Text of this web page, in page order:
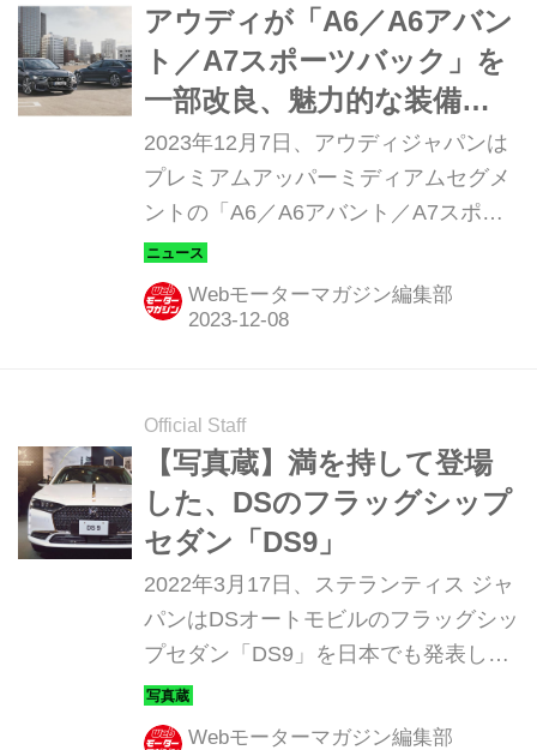
D〜Eセグメントに属し、テスラのモデ
ル3やBMW i4などがライバルとなる。
中国市場では230kWの1モーターの後
輪駆動と、フロント160kW、リア
230kWの2モーターの4WDを用意。
BYDお得意のブレードバッテリーをコ
アとした電源システムは、最長...
アウディが「A6／A6アバン
ト／A7スポーツバック」を
一部改良、魅力的な装備で
戦闘力がさらにアップ
2023年12月7日、アウディジャパンは
プレミアムアッパーミディアムセグメ
ントの「A6／A6アバント／A7スポー
ツバック」をアップデートし、販売を
開始した。アウディらしい洗練された
デザインをさらにスポーティなものと
良が施された。 A6／A6アバントはラ
インナップも見直し アウディのA6／
A7シリーズは、欧州Eセグメントに属
するアッパーミドルモデルだ。 基本コ
ンポーネントを共用しながら、A6がス
ポーツラグジュアリーセダン、A6アバ
ントがステーションワゴン、A7スポー
ツバックはプレミアム5ドアハッチバ
ックとして進化。セグメン...
Webモーターマガジン編集部
Official Staff
【写真蔵】満を持して登場
した、DSのフラッグシップ
セダン「DS9」
2022年3月17日、ステランティス ジャ
パンはDSオートモビルのフラッグシッ
プセダン「DS9」を日本でも発表し
た。そのディテールを写真で紹介しよ
う。
Webモーターマガジン編集部